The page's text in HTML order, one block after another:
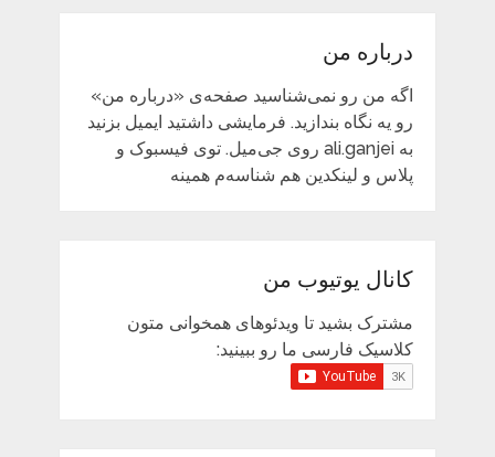
درباره من
اگه من رو نمی‌شناسید صفحه‌ی «درباره من»
رو یه نگاه بندازید. فرمایشی داشتید ایمیل بزنید
به ali.ganjei روی جی‌میل. توی فیسبوک و
پلاس و لینکدین هم شناسه‌م همینه
کانال یوتیوب من
مشترک بشید تا ویدئوهای همخوانی متون
کلاسیک فارسی ما رو ببینید: